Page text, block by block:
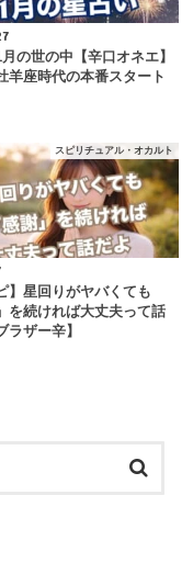
の世の中【辛口オネエ】
羊座時代の本番スタート
スピリチュアル・オカルト
】星回りがヤバくても
を続ければ大丈夫って話
ラザー辛】